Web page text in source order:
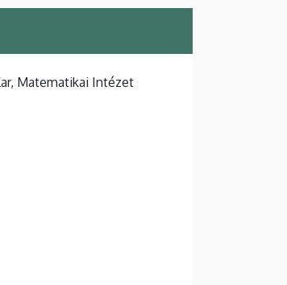
Matematikai Intézet